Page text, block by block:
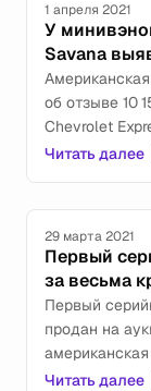
1 апреля 2021
У
Savana
об отзыве 10
Chevrolet
263
Читать далее
29 марта 2021
Первый
за весьма
Первый
продан на
инкогнито,
Читать далее